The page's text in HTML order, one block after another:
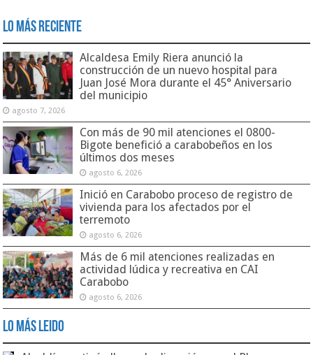
Lo Más Reciente
Alcaldesa Emily Riera anunció la
construcción de un nuevo hospital para
Juan José Mora durante el 45° Aniversario
del municipio
agosto 7, 2026
Con más de 90 mil atenciones el 0800-
Bigote benefició a carabobeños en los
últimos dos meses
agosto 6, 2026
Inició en Carabobo proceso de registro de
vivienda para los afectados por el
terremoto
agosto 6, 2026
Más de 6 mil atenciones realizadas en
actividad lúdica y recreativa en CAI
Carabobo
agosto 6, 2026
Lo Más Leido